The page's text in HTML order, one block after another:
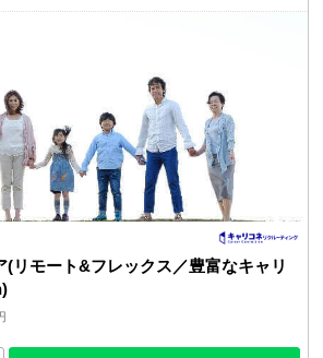
(リモート&フレックス／豊富なキャリ